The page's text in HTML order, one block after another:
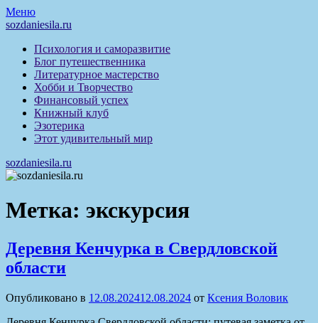
Перейти
к
Меню
sozdaniesila.ru
Психология и саморазвитие
Блог путешественника
Литературное мастерство
Хобби и Творчество
Финансовый успех
Книжный клуб
Эзотерика
Этот удивительный мир
sozdaniesila.ru
Метка: экскурсия
Деревня Кенчурка в Свердловской
области
Опубликовано в 12.08.202412.08.2024 от Ксения Воловик